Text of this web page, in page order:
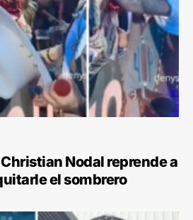
Nodal reprende a
el sombrero